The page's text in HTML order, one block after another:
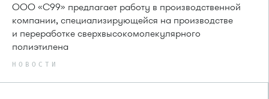
ООО «С99» предлагает работу в производственной
компании, специализирующейся на производстве
и переработке сверхвысокомолекулярного
полиэтилена
НОВОСТИ